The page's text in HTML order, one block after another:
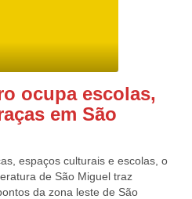
ocupa escolas,
em São
espaços culturais e escolas, o
de São Miguel traz
da zona leste de São